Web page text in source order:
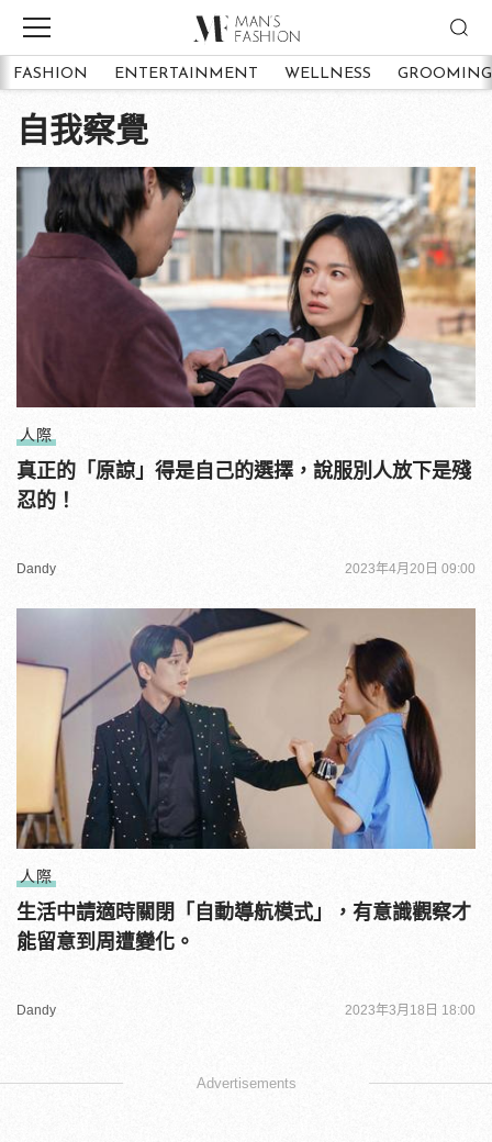
FASHION ENTERTAINMENT WELLNESS GROOMING
自我察覺
人際
真正的「原諒」得是自己的選擇，說服別人放下是殘
忍的！
Dandy 2023年4月20日 09:00
人際
生活中請適時關閉「自動導航模式」，有意識觀察才
能留意到周遭變化。
Dandy 2023年3月18日 18:00
Advertisements